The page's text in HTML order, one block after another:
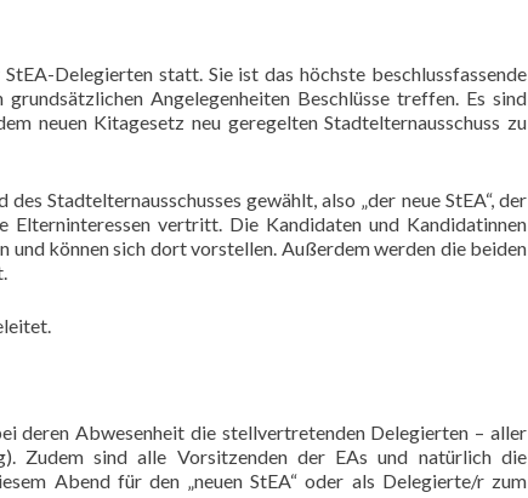
Delegierten statt. Sie ist das höchste beschlussfassende
Angelegenheiten Beschlüsse treffen. Es sind
neuen Kitagesetz neu geregelten Stadtelternausschuss zu
Stadtelternausschusses gewählt, also „der neue StEA“, der
vertritt. Die Kandidaten und Kandidatinnen
können sich dort vorstellen. Außerdem werden die beiden
deren Abwesenheit die stellvertretenden Delegierten – aller
Zudem sind alle Vorsitzenden der EAs und natürlich die
Abend für den „neuen StEA“ oder als Delegierte/r zum